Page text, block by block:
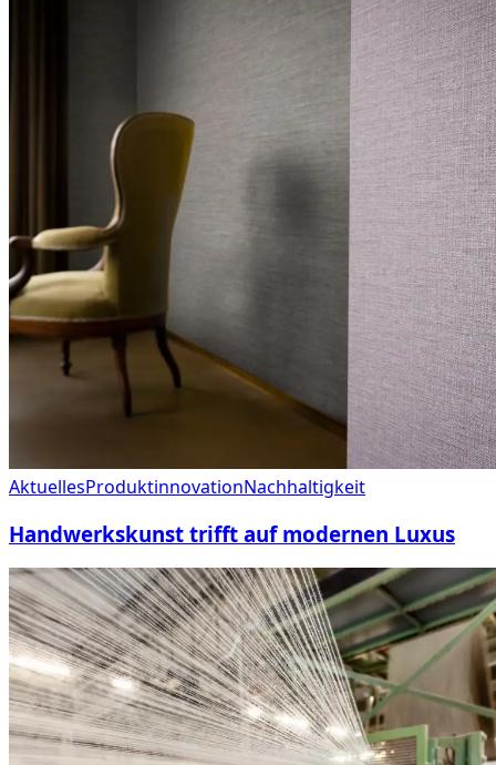
AktuellesProduktinnovationNachhaltigkeit
Handwerkskunst trifft auf modernen Luxus